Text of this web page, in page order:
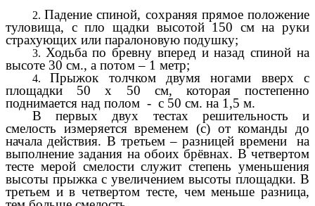
Падение спиной, сохраняя прямое положение
туловища, с пло щадки высотой 150 см на руки
страхующих или паралоновую подушку;
Ходьба по бревну вперед и назад спиной на
высоте 30 см., а потом – 1 метр;
Прыжок толчком двумя ногами вверх с
площадки 50 х 50 см, которая постепенно
поднимается над полом - с 50 см. на 1,5 м.
В первых двух тестах решительность и
смелость измеряется временем (с) от команды до
начала действия. В третьем – разницей времени на
выполнение задания на обоих брёвнах. В четвертом
тесте мерой смелости служит степень уменьшения
высоты прыжка с увеличением высоты площадки. В
третьем и в четвертом тесте, чем меньше разница,